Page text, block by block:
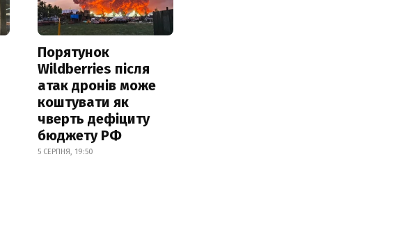
Порятунок
Wildberries після
атак дронів може
коштувати як
чверть дефіциту
бюджету РФ
5 СЕРПНЯ, 19:50